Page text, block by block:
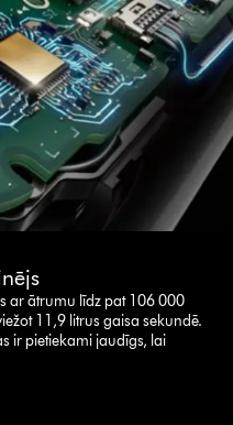
ar ātrumu līdz pat 106 000
11,9 litrus gaisa sekundē.
ir pietiekami jaudīgs, lai